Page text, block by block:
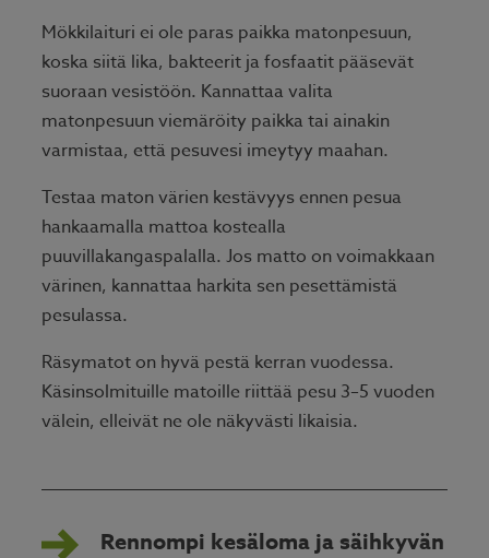
Mökkilaituri ei ole paras paikka matonpesuun,
koska siitä lika, bakteerit ja fosfaatit pääsevät
suoraan vesistöön. Kannattaa valita
matonpesuun viemäröity paikka tai ainakin
varmistaa, että pesuvesi imeytyy maahan.
Testaa maton värien kestävyys ennen pesua
hankaamalla mattoa kostealla
puuvillakangaspalalla. Jos matto on voimakkaan
värinen, kannattaa harkita sen pesettämistä
pesulassa.
Räsymatot on hyvä pestä kerran vuodessa.
Käsinsolmituille matoille riittää pesu 3–5 vuoden
välein, elleivät ne ole näkyvästi likaisia.
Rennompi kesäloma ja säihkyvän